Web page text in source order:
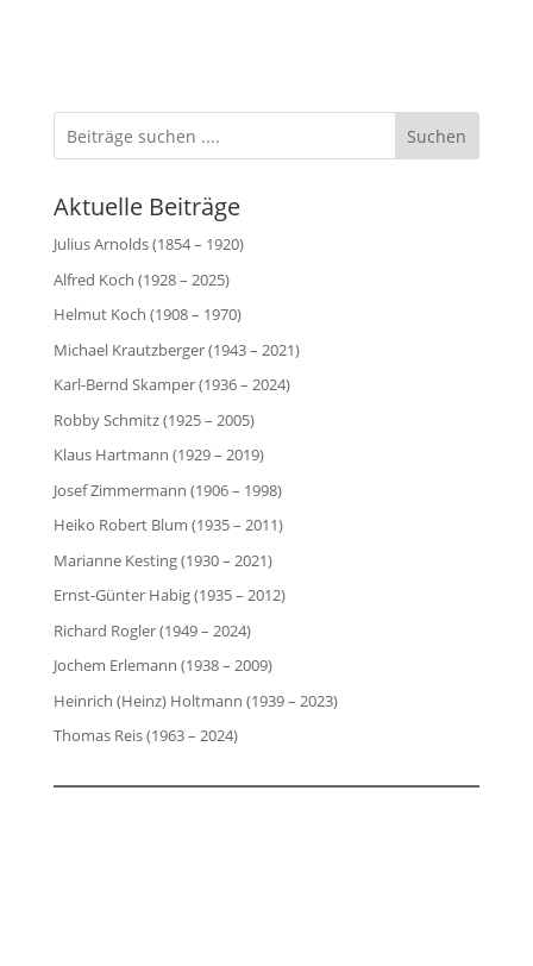
Suchen
Aktuelle Beiträge
Julius Arnolds (1854 – 1920)
Alfred Koch (1928 – 2025)
Helmut Koch (1908 – 1970)
Michael Krautzberger (1943 – 2021)
Karl-Bernd Skamper (1936 – 2024)
Robby Schmitz (1925 – 2005)
Klaus Hartmann (1929 – 2019)
Josef Zimmermann (1906 – 1998)
Heiko Robert Blum (1935 – 2011)
Marianne Kesting (1930 – 2021)
Ernst-Günter Habig (1935 – 2012)
Richard Rogler (1949 – 2024)
Jochem Erlemann (1938 – 2009)
Heinrich (Heinz) Holtmann (1939 – 2023)
Thomas Reis (1963 – 2024)